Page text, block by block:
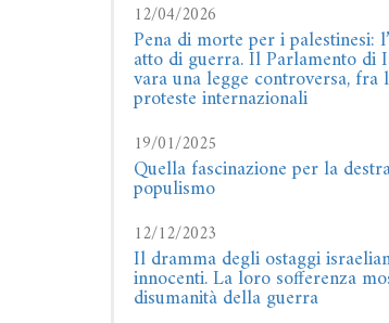
12/04/2026
Pena di morte per i palestinesi:
atto di guerra. Il Parlamento di
vara una legge controversa, fra
proteste internazionali
19/01/2025
Quella fascinazione per la
populismo
12/12/2023
Il dramma degli ostaggi
innocenti. La loro sofferenza
disumanità della guerra